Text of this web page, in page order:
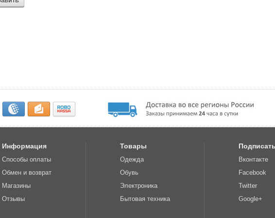
Информация
Способы оплаты
Обмен и возврат
Магазины
Отзывы
Товары
Одежда
Обувь
Электроника
Бытовая техника
Вконтакте
Facebook
Twitter
Google+